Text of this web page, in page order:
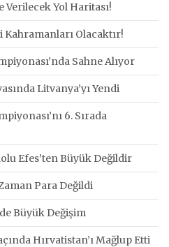
Verilecek Yol Haritası!
Olacaktır!
Sahne Alıyor
Litvanya’yı Yendi
6. Sırada
Efes’ten Büyük Değildir
Para Değildi
Büyük Değişim
Hırvatistan’ı Mağlup Etti